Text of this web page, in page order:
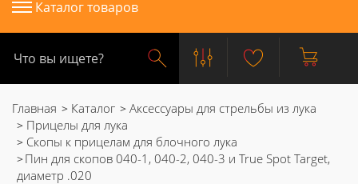
Каталог товаров
Главная Каталог
Аксессуары для стрельбы из лука
Прицелы для лука
Скопы к прицелам для блочного лука
Пин для скопов 040-1, 040-2, 040-3 и True Spot Target,
диаметр .020